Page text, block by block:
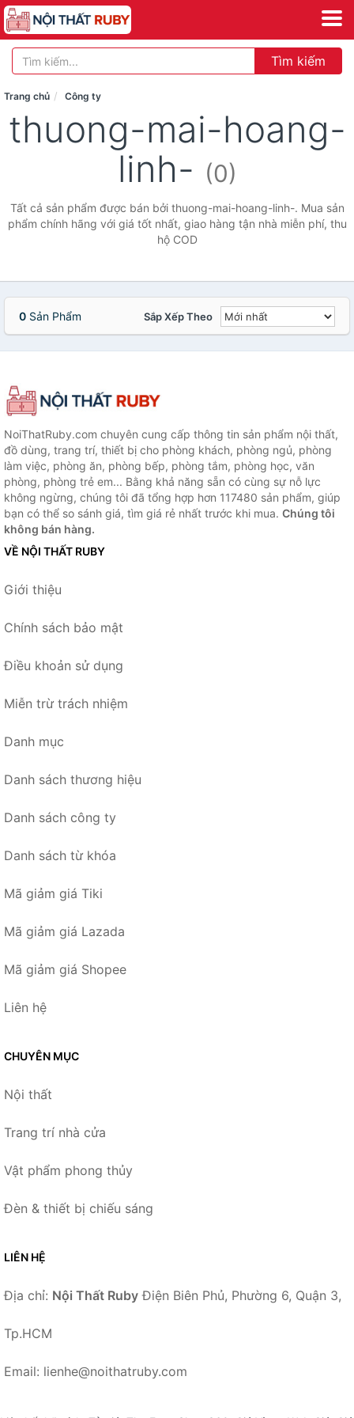
Tìm kiếm
Trang chủ Công ty
thuong-mai-hoang-
linh- (0)
Tất cả sản phẩm được bán bởi thuong-mai-hoang-linh-. Mua sản
phẩm chính hãng với giá tốt nhất, giao hàng tận nhà miễn phí, thu
hộ COD
0 Sản Phẩm Sắp Xếp Theo
NoiThatRuby.com chuyên cung cấp thông tin sản phẩm nội thất,
đồ dùng, trang trí, thiết bị cho phòng khách, phòng ngủ, phòng
làm việc, phòng ăn, phòng bếp, phòng tắm, phòng học, văn
phòng, phòng trẻ em... Bằng khả năng sẵn có cùng sự nỗ lực
không ngừng, chúng tôi đã tổng hợp hơn 117480 sản phẩm, giúp
bạn có thể so sánh giá, tìm giá rẻ nhất trước khi mua. Chúng tôi
không bán hàng.
VỀ NỘI THẤT RUBY
Giới thiệu
Chính sách bảo mật
Điều khoản sử dụng
Miễn trừ trách nhiệm
Danh mục
Danh sách thương hiệu
Danh sách công ty
Danh sách từ khóa
Mã giảm giá Tiki
Mã giảm giá Lazada
Mã giảm giá Shopee
Liên hệ
CHUYÊN MỤC
Nội thất
Trang trí nhà cửa
Vật phẩm phong thủy
Đèn & thiết bị chiếu sáng
LIÊN HỆ
Địa chỉ: Nội Thất Ruby Điện Biên Phủ, Phường 6, Quận 3,
Tp.HCM
Email: lienhe@noithatruby.com